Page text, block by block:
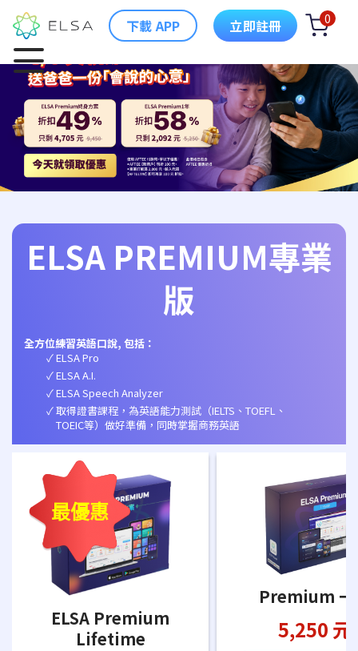
下載 APP 立即註冊 0
ELSA PREMIUM專業
版
全方位練習英語口說, 包括：
ELSA Pro
ELSA A.I.
ELSA Speech Analyzer
取得證書課程，為英語能力測試（IELTS、TOEFL、
TOEIC等）做好準備，同時掌握商務英語
最優惠
ELSA Premium
Lifetime
Premium 一
5,250 元